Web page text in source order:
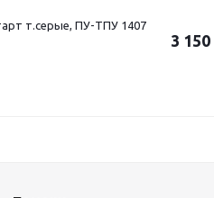
т.серые, ПУ-ТПУ 1407
3 150